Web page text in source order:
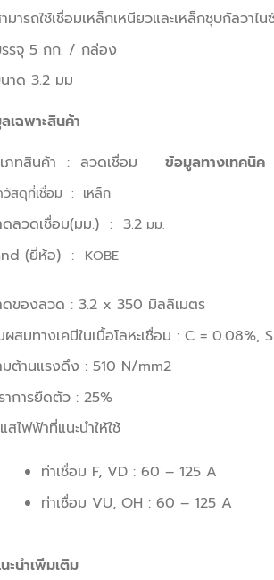
มารถใช้เชื่อมเหล็กเหนียวและเหล็กชุบกัลวาไน
รจุ 5 กก. / กล่อง
าด 3.2 มม
เฉพาะสินค้า
เภทสินค้า : ลวดเชื่อม
สดุที่เชื่อม : เหล็ก
ดลวดเชื่อม(มม.) : 3.2 มม.
(ยี่ห้อ) : KOBE
ข้อมูลทางเทคนิค
ดของลวด : 3.2 x 350 มิลลิเมตร
สมทางเคมีในเนื้อโลหะเชื่อม : C =
มต้านแรงดึง : 510 N/mm2
าการยึดตัว : 25%
สไฟฟ้าที่แนะนำให้ใช้
ท่าเชื่อม F, VD : 60 – 125 A
ท่าเชื่อม VU, OH : 60 – 125 A
ะนำเพิ่มเติม